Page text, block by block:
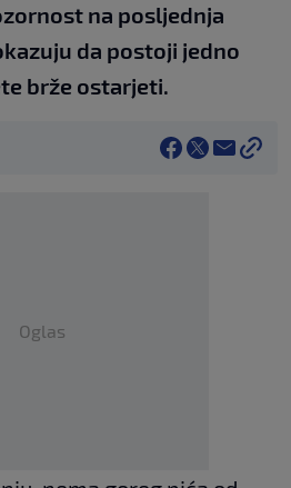
na posljednja
da postoji jedno
brže ostarjeti.
Oglas